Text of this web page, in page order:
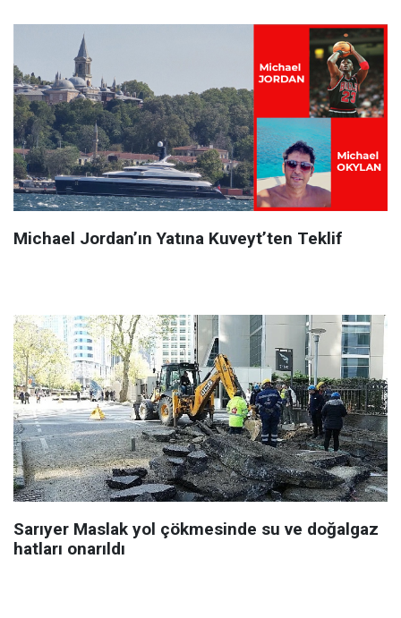
Michael Jordan’ın Yatına Kuveyt’ten Teklif
Sarıyer Maslak yol çökmesinde su ve doğalgaz
hatları onarıldı